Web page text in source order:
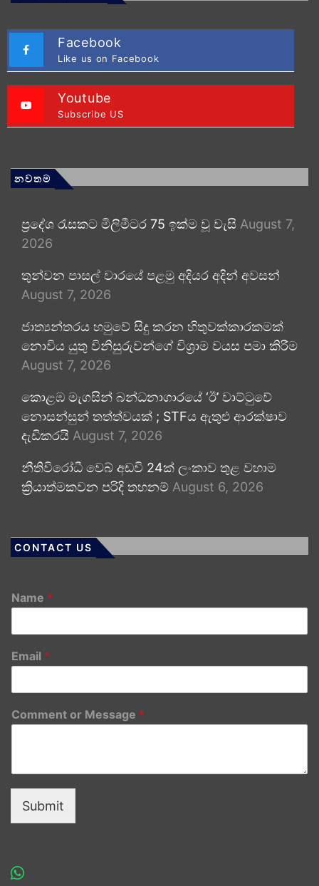
Facebook
Like us on Facebook
Youtube
Subscribe US
නවතම
ප්‍රදේශ රැසකට මිලිමීටර 75 ඉක්ම වූ වැසි August 7,
2026
තුන්වන පාසල් වාරයේ පළමු අදියර අදින් අවසන්
August 7, 2026
ජාත්‍යන්තරය හමුවේ සිදු කරන හිතුවක්කාරකමක්
නොවිය යුතු විනිසුරුවන්ගේ විශ්‍රාම වයස පමා කිරීම
August 7, 2026
කොළඹ මැගසින් බන්ධනාගාරයේ ‘ඊ’ වාට්ටුවේ
නොසන්සුන් තත්ත්වයක් ; STFය ඇතුළු ආරක්ෂාව
දැඩිකරයි August 7, 2026
නීතිවිරෝධී වෙබ් අඩවි 24ක් ලංකාව තුළ වහාම
ක්‍රියාත්මකවන පරිදි තහනම් August 6, 2026
CONTACT US
Name *
Email *
Comment or Message *
Submit